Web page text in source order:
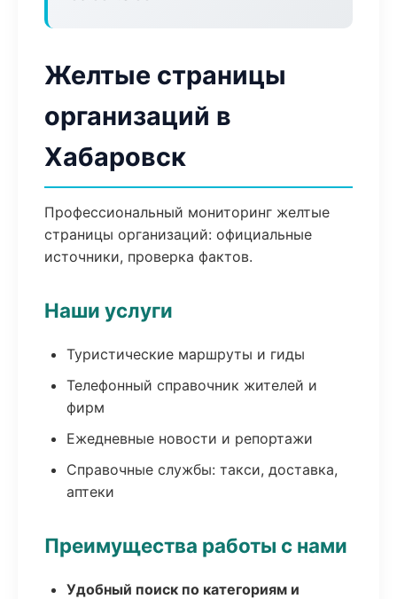
Желтые страницы
организаций в
Хабаровск
Профессиональный мониторинг желтые
страницы организаций: официальные
источники, проверка фактов.
Наши услуги
Туристические маршруты и гиды
Телефонный справочник жителей и
фирм
Ежедневные новости и репортажи
Справочные службы: такси, доставка,
аптеки
Преимущества работы с нами
Удобный поиск по категориям и